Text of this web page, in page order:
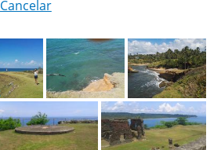
Cancelar